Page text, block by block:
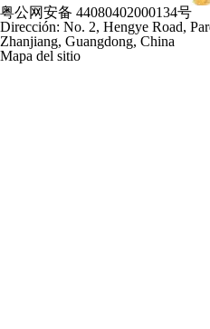
粤公网安备 44080402000134号
Dirección: No. 2, Hengye Road,
Zhanjiang, Guangdong, China
Mapa del sitio